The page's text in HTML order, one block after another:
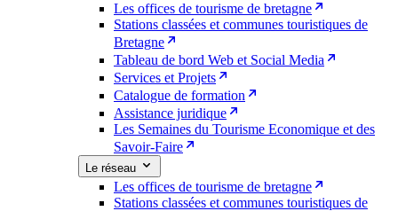
Les offices de tourisme de bretagne
Stations classées et communes touristiques de
Bretagne
Tableau de bord Web et Social Media
Services et Projets
Catalogue de formation
Assistance juridique
Les Semaines du Tourisme Economique et des
Savoir-Faire
Le réseau
Les offices de tourisme de bretagne
Stations classées et communes touristiques de